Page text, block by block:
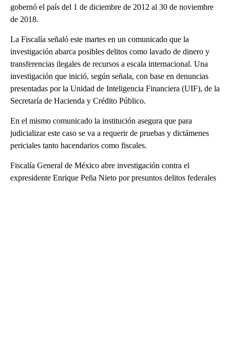
gobernó el país del 1 de diciembre de 2012 al 30 de noviembre
de 2018.
La Fiscalía señaló este martes en un comunicado que la
investigación abarca posibles delitos como lavado de dinero y
transferencias ilegales de recursos a escala internacional. Una
investigación que inició, según señala, con base en denuncias
presentadas por la Unidad de Inteligencia Financiera (UIF), de la
Secretaría de Hacienda y Crédito Público.
En el mismo comunicado la institución asegura que para
judicializar este caso se va a requerir de pruebas y dictámenes
periciales tanto hacendarios como fiscales.
Fiscalía General de México abre investigación contra el
expresidente Enrique Peña Nieto por presuntos delitos federales